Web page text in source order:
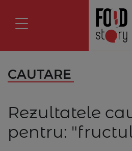
CAUTARE
Rezultatele
pentru: